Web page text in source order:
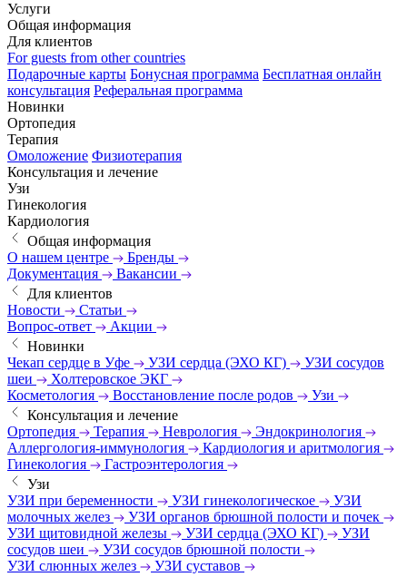
Услуги
Общая информация
Для клиентов
For guests from other countries
Подарочные карты Бонусная программа Бесплатная онлайн
консультация Реферальная программа
Новинки
Ортопедия
Терапия
Омоложение Физиотерапия
Консультация и лечение
Узи
Гинекология
Кардиология
Общая информация
О нашем центре
Бренды
Документация
Вакансии
Для клиентов
Новости
Статьи
Вопрос-ответ
Акции
Новинки
Чекап сердце в Уфе
УЗИ сердца (ЭХО КГ)
УЗИ сосудов
шеи
Холтеровское ЭКГ
Косметология
Восстановление после родов
Узи
Консультация и лечение
Ортопедия
Терапия Неврология
Эндокринология
Аллергология-иммунология
Кардиология и аритмология
Гинекология
Гастроэнтерология
Узи
УЗИ при беременности
УЗИ гинекологическое
УЗИ
молочных желез
УЗИ органов брюшной полости и почек
УЗИ щитовидной железы
УЗИ сердца (ЭХО КГ)
УЗИ
сосудов шеи
УЗИ сосудов брюшной полости
УЗИ слюнных желез
УЗИ суставов